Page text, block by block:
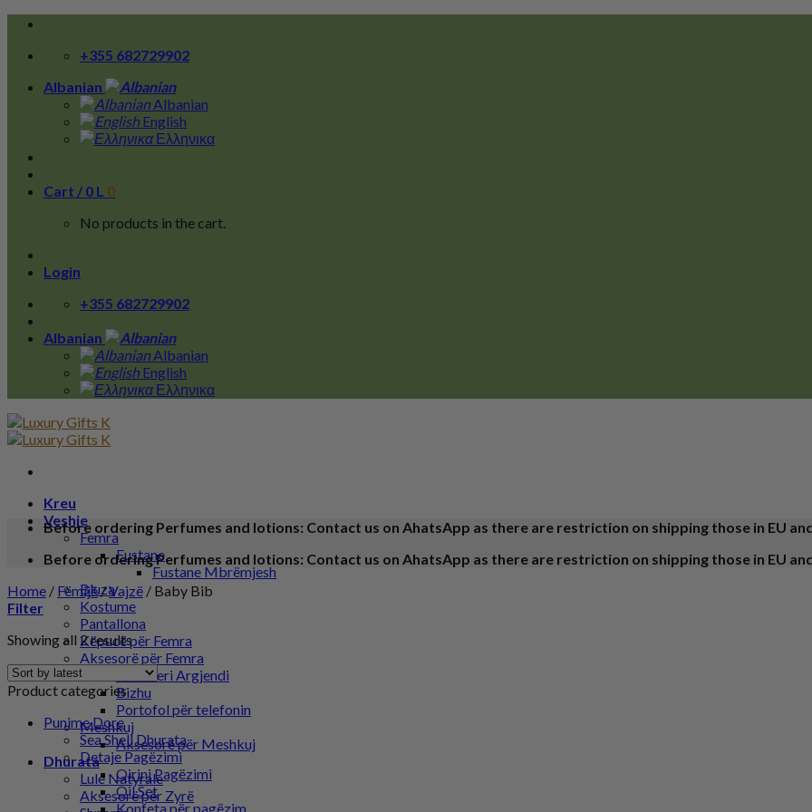
Skip
content
+355 682729902
Albanian
Albanian
English
Ελληνικα
Cart / 0 L 0
No products in the cart.
Login
+355 682729902
Albanian
Albanian
English
Ελληνικα
Kreu
Veshje
Femra
Fustane
Fustane Mbrëmjesh
Bluza
Kostume
Pantallona
Këpucë për Femra
Aksesorë për Femra
Bizhuteri Argjendi
Bizhu
Portofol për telefonin
Meshkuj
Aksesorë për Meshkuj
Dhurata
Lule Natyrale
Aksesorë për Zyrë
Before ordering Perfumes and lotions: Contact us on AhatsApp as there are restriction on shipping those in EU
Before ordering Perfumes and lotions: Contact us on AhatsApp as there are restriction on shipping those in EU
Home / Fëmijë /Vajzë / Baby Bib
Filter
Showing all 2 results
Product categories
Punime Dore
Sea Shell Dhurata
Detaje Pagëzimi
Qirinj Pagëzimi
Oil Set
Konfeta për pagëzim